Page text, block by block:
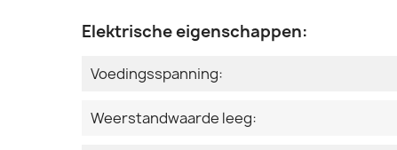
Elektrische eigenschappen:
Voedingsspanning:
Weerstandwaarde leeg: